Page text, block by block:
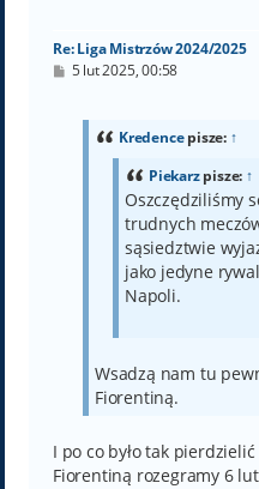
Re: Liga Mistrzów 2024/2025
P5 lut 2025, 00:58
Kredencepisze: ↑
Piekarzpisze: ↑
Oszczędziliśmy
trudnych
sąsiedztwie
jako jedyne
Napoli.
Wsadzą nam tu
Fiorentiną.
I po co było tak
Fiorentiną rozegramy 6